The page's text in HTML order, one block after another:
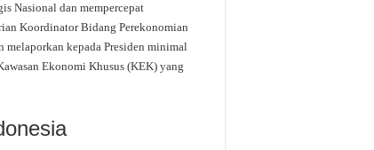
Nasional dan mempercepat
Koordinator Bidang Perekonomian
melaporkan kepada Presiden minimal
Ekonomi Khusus (KEK) yang